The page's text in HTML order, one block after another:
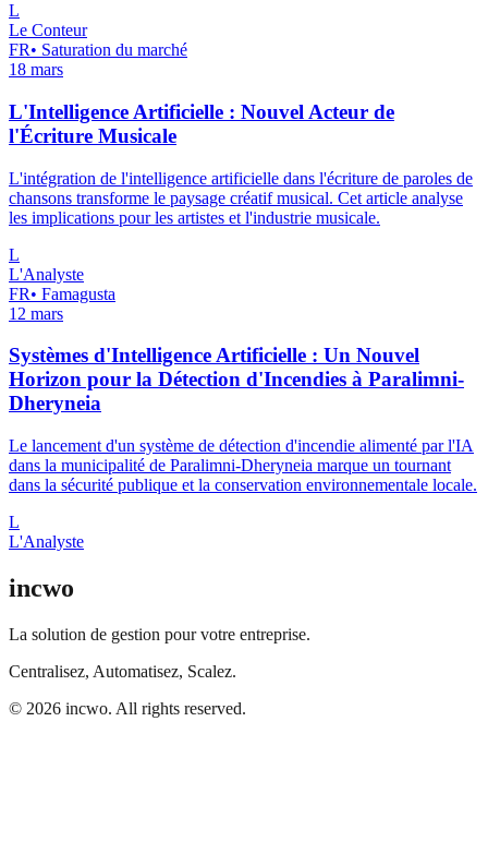
L
Le Conteur
FR• Saturation du marché
18 mars
L'Intelligence Artificielle : Nouvel Acteur de
l'Écriture Musicale
L'intégration de l'intelligence artificielle dans l'écriture de paroles de
chansons transforme le paysage créatif musical. Cet article analyse
les implications pour les artistes et l'industrie musicale.
L
L'Analyste
FR• Famagusta
12 mars
Systèmes d'Intelligence Artificielle : Un Nouvel
Horizon pour la Détection d'Incendies à Paralimni-
Dheryneia
Le lancement d'un système de détection d'incendie alimenté par l'IA
dans la municipalité de Paralimni-Dheryneia marque un tournant
dans la sécurité publique et la conservation environnementale locale.
L
L'Analyste
incwo
La solution de gestion pour votre entreprise.
Centralisez, Automatisez, Scalez.
© 2026 incwo. All rights reserved.